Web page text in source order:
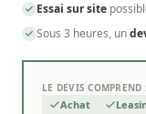
Essai sur site
Sous 3 heures, un
LE DEVIS COMPREND :
Achat